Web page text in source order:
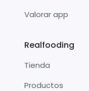
Valorar app
Realfooding
Tienda
Productos